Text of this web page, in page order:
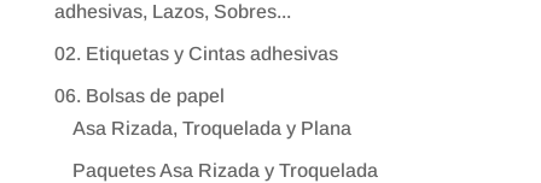
adhesivas, Lazos, Sobres...
02. Etiquetas y Cintas adhesivas
06. Bolsas de papel
Asa Rizada, Troquelada y Plana
Paquetes Asa Rizada y Troquelada